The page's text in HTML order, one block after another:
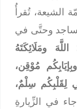
الشيعة، تُقرأُ
وحتَّى في
ومَلَائِكَتَهُ
مُوْقِن،
لِقَلْبِكُم سِلْمٌ،
في الزِّيارةِ